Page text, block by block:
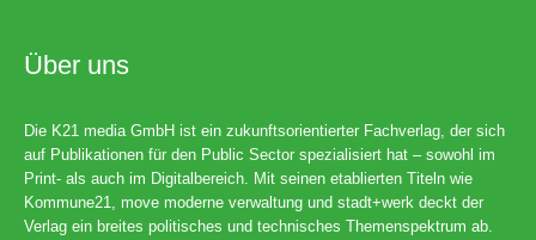
Über uns
Die K21 media GmbH ist ein zukunftsorientierter Fachverlag, der sich
auf Publikationen für den Public Sector spezialisiert hat – sowohl im
Print- als auch im Digitalbereich. Mit seinen etablierten Titeln wie
Kommune21, move moderne verwaltung und stadt+werk deckt der
Verlag ein breites politisches und technisches Themenspektrum ab.